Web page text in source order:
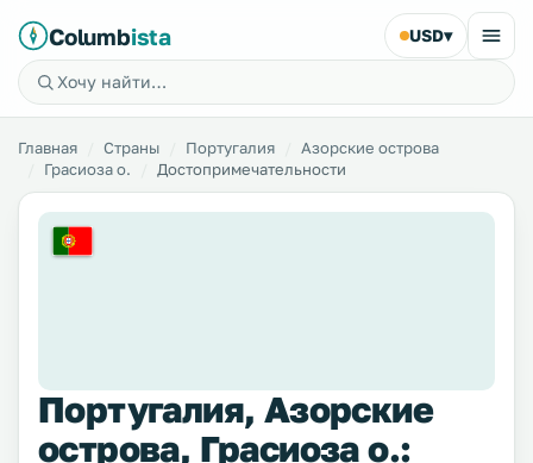
Columbista USD▾
Главная Страны Португалия
Азорские острова
Грасиоза о.
Достопримечательности
Португалия, Азорские
острова, Грасиоза о.: